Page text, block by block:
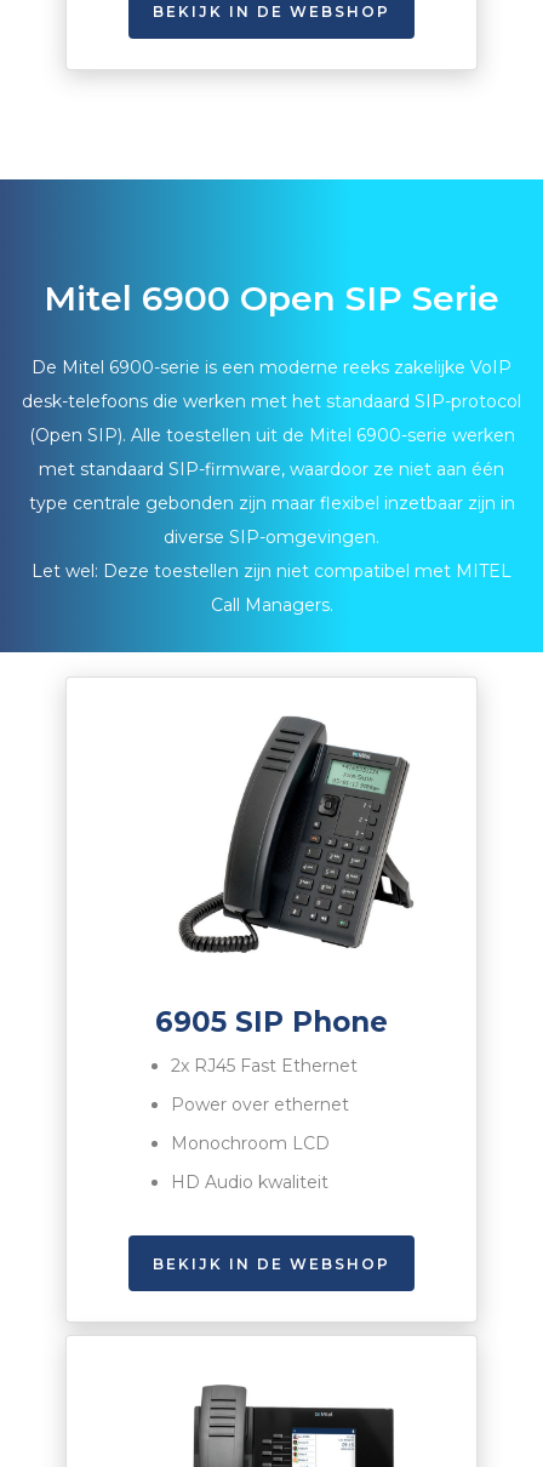
BEKIJK IN DE WEBSHOP
Mitel 6900 Open SIP Serie
De Mitel 6900-serie is een moderne reeks zakelijke VoIP
desk-telefoons die werken met het standaard SIP-protocol
(Open SIP). Alle toestellen uit de Mitel 6900-serie werken
met standaard SIP-firmware, waardoor ze niet aan één
type centrale gebonden zijn maar flexibel inzetbaar zijn in
diverse SIP-omgevingen.
Let wel: Deze toestellen zijn niet compatibel met MITEL
Call Managers.
6905 SIP Phone
2x RJ45 Fast Ethernet
Power over ethernet
Monochroom LCD
HD Audio kwaliteit
BEKIJK IN DE WEBSHOP